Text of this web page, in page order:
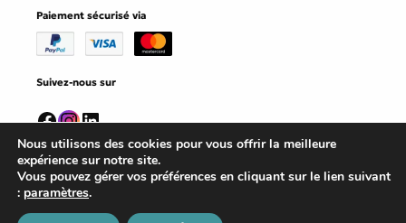
Paiement sécurisé via
Suivez-nous sur
Facebook
Instagram
LinkedIn
©Editions Persee2026
Conditions générales de vente
Nous utilisons des cookies pour vous offrir la meilleure
expérience sur notre site.
Vous pouvez gérer vos préférences en cliquant sur le lien suivant
: paramètres.